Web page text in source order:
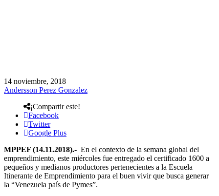
14 noviembre, 2018
Andersson Perez Gonzalez
¡Compartir este!
Facebook
Twitter
Google Plus
MPPEF (14.11.2018).- En el contexto de la semana global del
emprendimiento, este miércoles fue entregado el certificado 1600 a
pequeños y medianos productores pertenecientes a la Escuela
Itinerante de Emprendimiento para el buen vivir que busca generar
la “Venezuela país de Pymes”.